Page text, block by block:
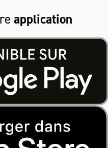
application